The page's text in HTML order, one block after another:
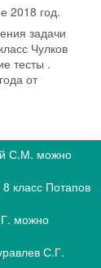
2018 год.
задачи
Чулков
тесты .
от
С.М. можно
класс Потапов
можно
С.Г.